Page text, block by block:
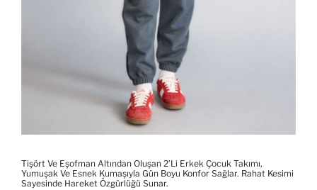
Tişört Ve Eşofman Altından Oluşan 2’li Erkek Çocuk Takımı,
Yumuşak Ve Esnek Kumaşıyla Gün Boyu Konfor Sağlar. Rahat Kesimi
Sayesinde Hareket Özgürlüğü Sunar.